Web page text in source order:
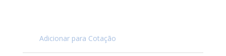
Adicionar para Cotação